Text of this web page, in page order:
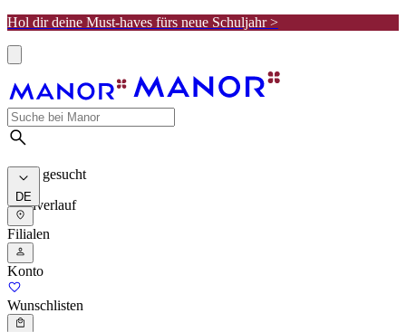
Hol dir deine Must-haves fürs neue Schuljahr >
Meist gesucht
Suchverlauf
DE
Filialen
Konto
Wunschlisten